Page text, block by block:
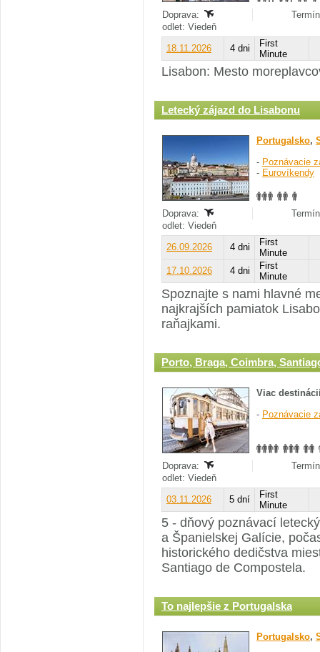
Doprava:
odlet: Viedeň
18.11.2026
4 dni
First
Minute
Lisabon: Mesto
Letecký zájazd do Lisabonu
Portugalsko,
- Poznávacie
- Eurovíkendy
Doprava:
odlet: Viedeň
26.09.2026
4 dni
First
Minute
17.10.2026
4 dni
First
Minute
Spoznajte s nami hlavné
najkrajších pamiatok
raňajkami.
Porto, Braga, Coimbra,
Viac
- Poznávacie
Doprava:
odlet: Viedeň
03.11.2026
5 dní
First
Minute
5 - dňový poznávací
a Španielskej Galície,
historického dedičstva
Santiago de Compostela.
To najlepšie z Portugalska
Portugalsko,